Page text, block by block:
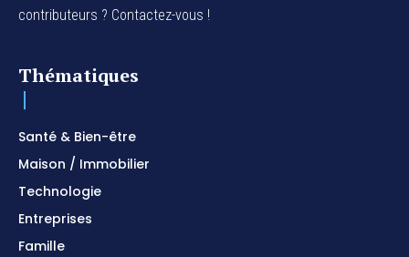
contributeurs ? Contactez-vous !
Thématiques
Santé & Bien-être
Maison / Immobilier
Technologie
Entreprises
Famille